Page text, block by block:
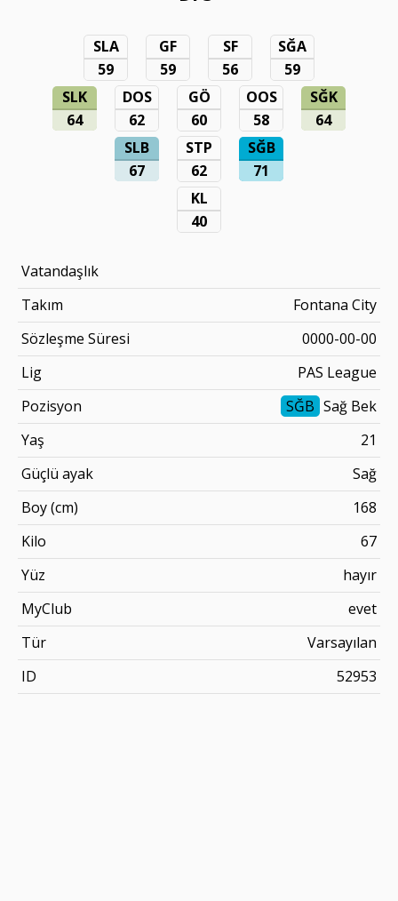
SLA
59
GF
59
SF
56
SĞA
59
SLK
64
DOS
62
GÖ
60
OOS
58
SĞK
64
SLB
67
STP
62
SĞB
71
KL
40
Vatandaşlık
Takım
Fontana City
Sözleşme Süresi
0000-00-00
Lig
PAS League
Pozisyon
SĞB Sağ Bek
Yaş
21
Güçlü ayak
Sağ
Boy (cm)
168
Kilo
67
Yüz
hayır
MyClub
evet
Tür
Varsayılan
ID
52953